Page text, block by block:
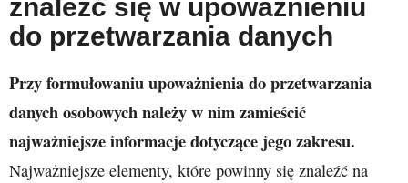
znaleźć się w upoważnieniu
do przetwarzania danych
Przy formułowaniu upoważnienia do przetwarzania
danych osobowych należy w nim zamieścić
najważniejsze informacje dotyczące jego zakresu.
Najważniejsze elementy, które powinny się znaleźć na